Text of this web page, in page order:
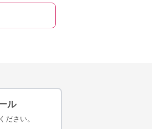
ル
ださい。